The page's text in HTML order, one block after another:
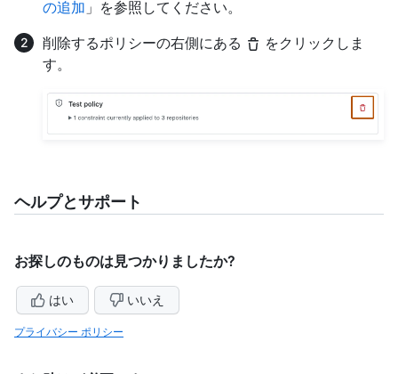
の追加 」を参照してください。
削除するポリシーの右側にある
をクリックしま
す。
ヘルプとサポート
お探しのものは見つかりましたか?
はい いいえ
プライバシー ポリシー